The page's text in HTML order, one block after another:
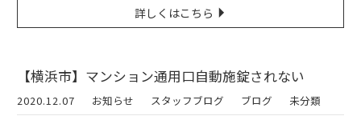
詳しくはこちら
【横浜市】マンション通用口自動施錠されない
2020.12.07 お知らせ スタッフブログ ブログ 未分類